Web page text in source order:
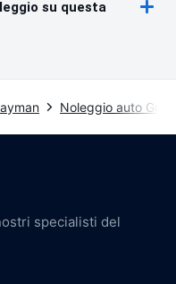
su questa
Noleggio auto
specialisti del